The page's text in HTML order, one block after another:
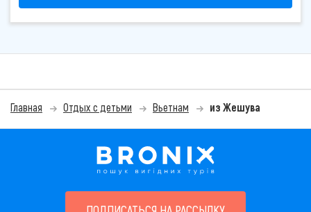
Главная Отдых с детьми Вьетнам из Жешува